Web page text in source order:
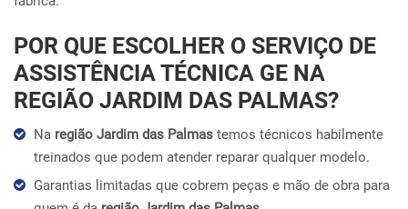
POR QUE ESCOLHER O SERVIÇO DE
ASSISTÊNCIA TÉCNICA GE NA
REGIÃO JARDIM DAS PALMAS?
Na região Jardim das Palmas temos técnicos habilmente
treinados que podem atender reparar qualquer modelo.
Garantias limitadas que cobrem peças e mão de obra para